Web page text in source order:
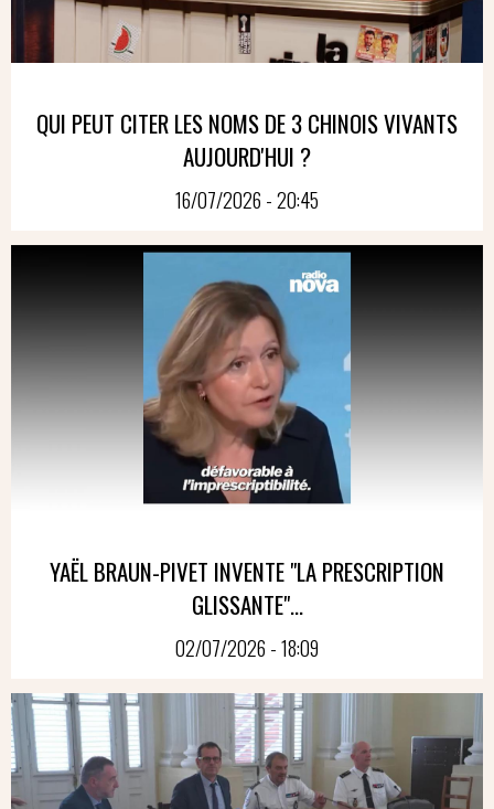
QUI PEUT CITER LES NOMS DE 3 CHINOIS VIVANTS
AUJOURD'HUI ?
16/07/2026 - 20:45
YAËL BRAUN-PIVET INVENTE "LA PRESCRIPTION
GLISSANTE"...
02/07/2026 - 18:09